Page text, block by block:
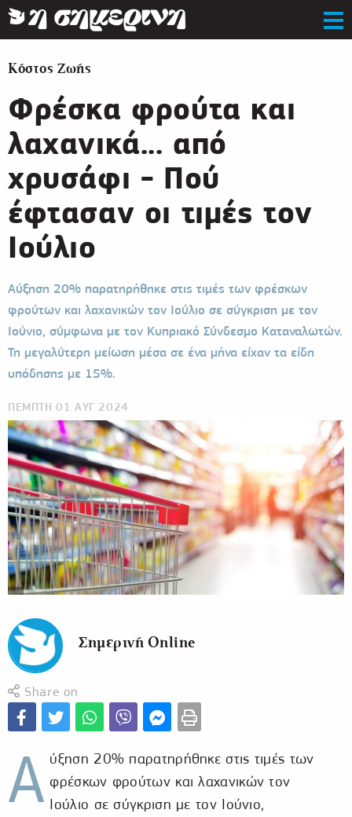
Κόστος Ζωής
Φρέσκα φρούτα και
λαχανικά... από
χρυσάφι - Πού
έφτασαν οι τιμές τον
Ιούλιο
Αύξηση 20% παρατηρήθηκε στις τιμές των φρέσκων
φρούτων και λαχανικών τον Ιούλιο σε σύγκριση με τον
Ιούνιο, σύμφωνα με τον Κυπριακό Σύνδεσμο Καταναλωτών.
Τη μεγαλύτερη μείωση μέσα σε ένα μήνα είχαν τα είδη
υπόδησης με 15%.
ΠΕΜΠΤΗ 01 ΑΥΓ 2024
Σημερινή Online
Share on
Α ύξηση 20% παρατηρήθηκε στις τιμές των
φρέσκων φρούτων και λαχανικών τον
Ιούλιο σε σύγκριση με τον Ιούνιο,